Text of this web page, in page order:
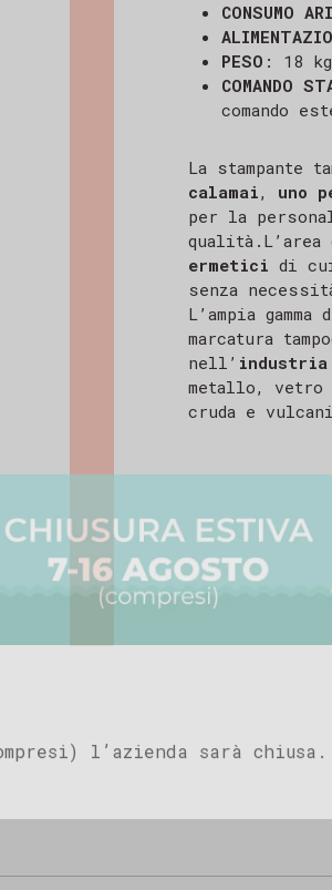
CONSUMO
PESO : 18 kg
COMANDO
comando
La stampante
calamai, uno
per la
qualità.L’area
ermetici di
senza
L’ampia
marcatura
nell’ industria
metallo, vetro
cruda e
AVERCI CONTATTATO
il tuo messaggio e il nostro
entro 24-48 ore
Products